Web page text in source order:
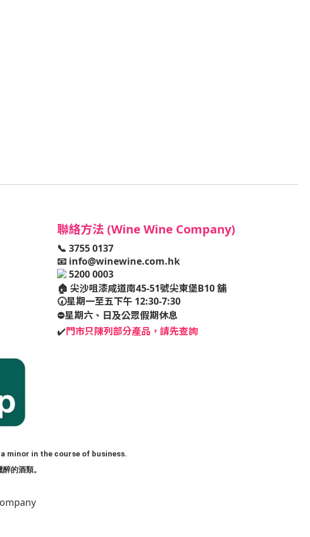
聯絡方法 (Wine Wine Company)
📞 3755 0137
📧 info@winewine.com.hk
5200 0003
🏠 尖沙咀漆咸道南45-51號尖東堡B10 舖
🕢星期一至五下午 12:30-7:30
⛔️星期六、日及公眾假期休息
✔️門市只陳列部分產品，請先查詢
minor in the course of business.
的酒類。